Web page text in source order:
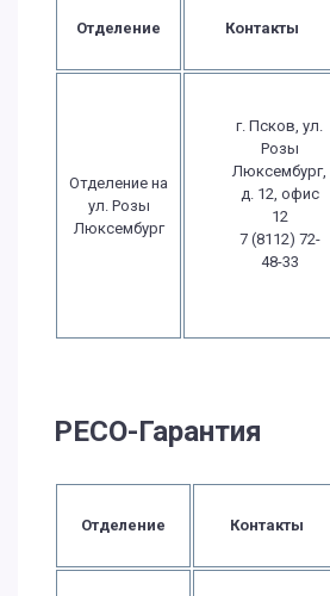
Отделение Контакты
Отделение на
ул. Розы
Люксембург
г. Псков, ул.
Розы
Люксембург,
д. 12, офис
12
7 (8112) 72-
48-33
РЕСО-Гарантия
Отделение Контакты